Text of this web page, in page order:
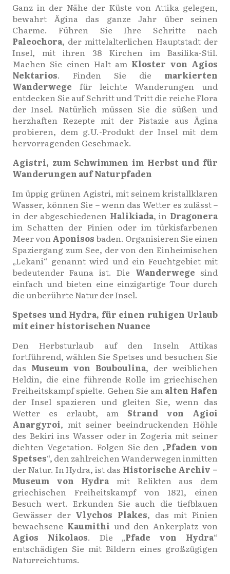
Ganz in der Nähe der Küste von Attika gelegen,
bewahrt Ägina das ganze Jahr über seinen
Charme. Führen Sie Ihre Schritte nach
Paleochora, der mittelalterlichen Hauptstadt der
Insel, mit ihren 38 Kirchen im Basilika-Stil.
Machen Sie einen Halt am Kloster von Agios
Nektarios. Finden Sie die markierten
Wanderwege für leichte Wanderungen und
entdecken Sie auf Schritt und Tritt die reiche Flora
der Insel. Natürlich müssen Sie die süßen und
herzhaften Rezepte mit der Pistazie aus Ägina
probieren, dem g.U.-Produkt der Insel mit dem
hervorragenden Geschmack.
Agistri, zum Schwimmen im Herbst und für
Wanderungen auf Naturpfaden
Im üppig grünen Agistri, mit seinem kristallklaren
Wasser, können Sie – wenn das Wetter es zulässt –
in der abgeschiedenen Halikiada, in Dragonera
im Schatten der Pinien oder im türkisfarbenen
Meer vonAponisosbaden. Organisieren Sie einen
Spaziergang zum See, der von den Einheimischen
„Lekani“ genannt wird und ein Feuchtgebiet mit
bedeutender Fauna ist. Die Wanderwege sind
einfach und bieten eine einzigartige Tour durch
die unberührte Natur der Insel.
Spetses und Hydra, für einen ruhigen Urlaub
mit einer historischen Nuance
Den Herbsturlaub auf den Inseln Attikas
fortführend, wählen Sie Spetses und besuchen Sie
das Museum von Bouboulina, der weiblichen
Heldin, die eine führende Rolle im griechischen
Freiheitskampf spielte. Gehen Sie am alten Hafen
der Insel spazieren und gleiten Sie, wenn das
Wetter es erlaubt, am Strand von Agioi
Anargyroi, mit seiner beeindruckenden Höhle
des Bekiri ins Wasser oder in Zogeria mit seiner
dichten Vegetation. Folgen Sie den „Pfaden von
Spetses“, den zahlreichen Wanderwegen inmitten
der Natur. In Hydra, ist das Historische Archiv –
Museum von Hydramit Relikten aus dem
griechischen Freiheitskampf von 1821, einen
Besuch wert. Erkunden Sie auch die tiefblauen
Gewässer der Vlychos Plakes, das mit Pinien
bewachsene Kaumithi und den Ankerplatz von
Agios Nikolaos. Die „Pfade von Hydra“
entschädigen Sie mit Bildern eines großzügigen
Naturreichtums.